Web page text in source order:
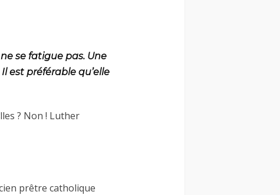
se fatigue pas. Une
est préférable qu’elle
? Non ! Luther
prêtre catholique